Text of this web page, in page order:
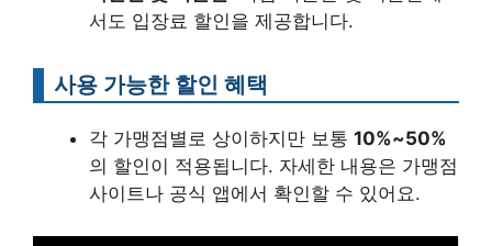
서도 입장료 할인을 제공합니다.
사용 가능한 할인 혜택
각 가맹점별로 상이하지만 보통 10%~50%
의 할인이 적용됩니다. 자세한 내용은 가맹점
사이트나 공식 앱에서 확인할 수 있어요.